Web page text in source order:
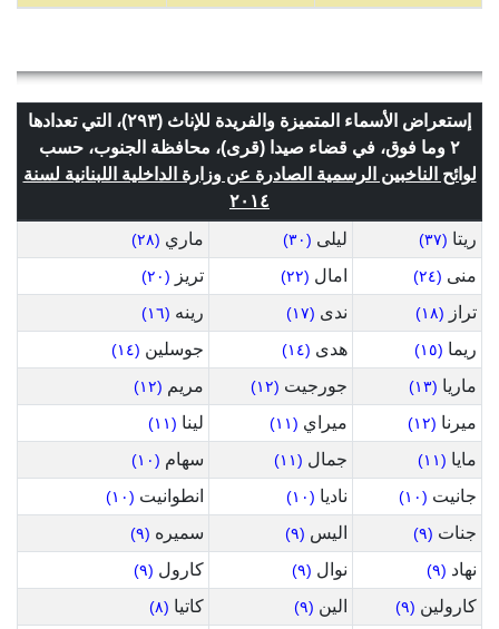
إستعراض الأسماء المتميزة والفريدة للإناث (٢٩٣)، التي تعدادها
٢ وما فوق، في قضاء صيدا (قرى)، محافظة الجنوب، حسب
لوائح الناخبين الرسمية الصادرة عن وزارة الداخلية اللبنانية لسنة
٢٠١٤
ريتا (٣٧) ليلى (٣٠) ماري (٢٨)
منى (٢٤) امال (٢٢) تريز (٢٠)
تراز (١٨) ندى (١٧) رينه (١٦)
ريما (١٥) هدى (١٤) جوسلين (١٤)
ماريا (١٣) جورجيت (١٢) مريم (١٢)
ميرنا (١٢) ميراي (١١) لينا (١١)
مايا (١١) جمال (١١) سهام (١٠)
جانيت (١٠) ناديا (١٠) انطوانيت (١٠)
جنات (٩) اليس (٩) سميره (٩)
نهاد (٩) نوال (٩) كارول (٩)
كارولين (٩) الين (٩) كاتيا (٨)